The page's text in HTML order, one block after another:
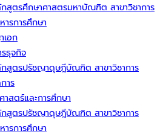
สูตรศึกษาศาสตรมหาบัณฑิต สาขาวิชาการ
ารการศึกษา
อก
ธุจกิจ
สูตรปรัชญาดุษฎีบัณฑิต สาขาวิชาการ
าร
สตร์และการศึกษา
สูตรปรัชญาดุษฎีบัณฑิต สาขาวิชาการ
ารการศึกษา